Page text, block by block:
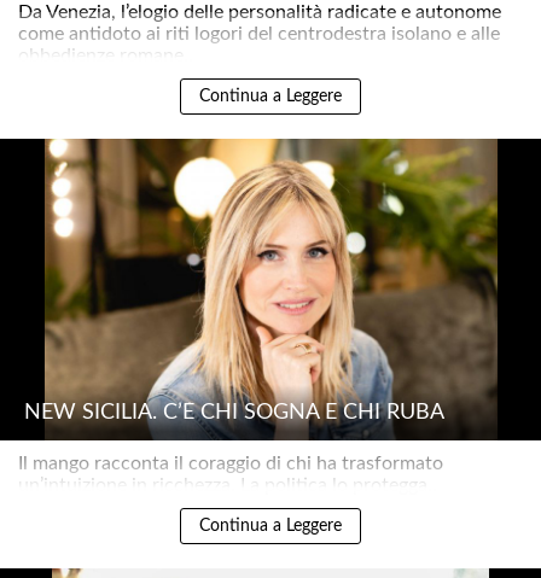
Da Venezia, l’elogio delle personalità radicate e autonome
come antidoto ai riti logori del centrodestra isolano e alle
obbedienze romane..
Continua a Leggere
NEW SICILIA. C’È CHI SOGNA E CHI RUBA
Il mango racconta il coraggio di chi ha trasformato
un’intuizione in ricchezza. La politica lo protegga..
Continua a Leggere